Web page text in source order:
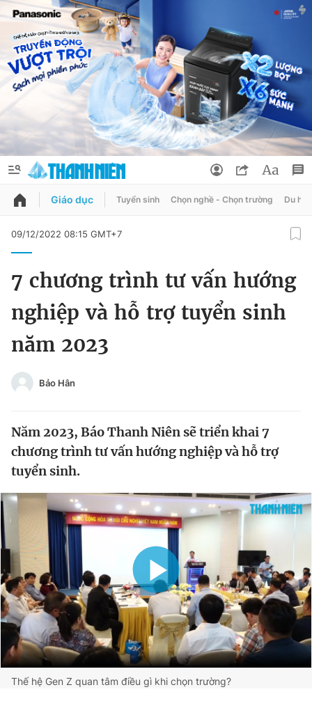
QUẢNG CÁO ĐẶT BÁO
Chuyên mục
Video Magazine
Sản phẩm khác
Tiện ích Bạn cần biết
Thông tin tòa soạn Liên hệ quảng cáo
Đọc Thanh Niên trên điện thoại
Đổi mật khẩu
Tin đã lưu
Tin đã xem
Đăng xuất
Giáo dục Tuyển sinh Chọn nghề - Chọn trường Du học
09/12/2022 08:15 GMT+7
7 chương trình tư vấn hướng
nghiệp và hỗ trợ tuyển sinh
năm 2023
Bảo Hân
Năm 2023, Báo Thanh Niên sẽ triển khai 7
chương trình tư vấn hướng nghiệp và hỗ trợ
tuyển sinh.
Thế hệ Gen Z quan tâm điều gì khi chọn trường?